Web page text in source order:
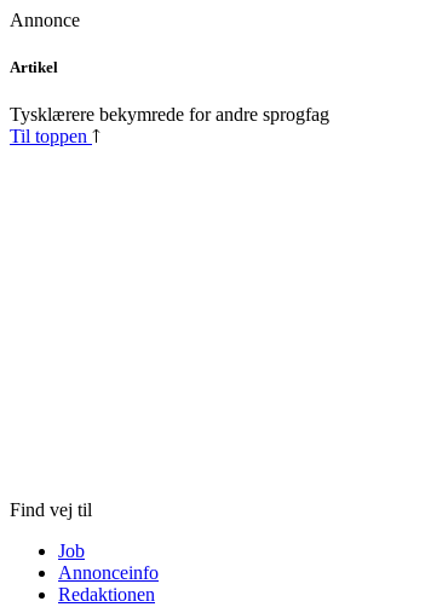
Annonce
Skip
content
Artikel
Tysklærere bekymrede for andre sprogfag
Til toppen
Find vej til
Job
Annonceinfo
Redaktionen